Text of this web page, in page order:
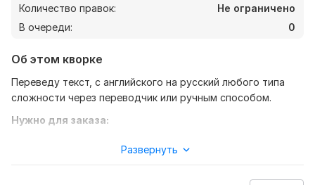
Количество правок:
Не ограничено
В очереди:
0
Об этом кворке
Переведу текст, с английского на русский любого типа
сложности через переводчик или ручным способом.
Нужно для заказа:
ручным способом или можно через перводчик. Надеюсь
Развернуть